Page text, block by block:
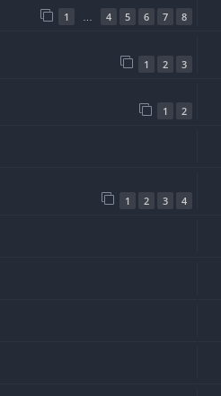
1 4 5 6 7 8
1 2 3
1 2
1 2 3 4